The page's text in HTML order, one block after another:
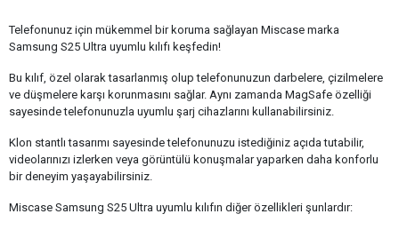
Telefonunuz için mükemmel bir koruma sağlayan Miscase marka
Samsung S25 Ultra uyumlu kılıfı keşfedin!
Bu kılıf, özel olarak tasarlanmış olup telefonunuzun darbelere, çizilmelere
ve düşmelere karşı korunmasını sağlar. Aynı zamanda MagSafe özelliği
sayesinde telefonunuzla uyumlu şarj cihazlarını kullanabilirsiniz.
Klon stantlı tasarımı sayesinde telefonunuzu istediğiniz açıda tutabilir,
videolarınızı izlerken veya görüntülü konuşmalar yaparken daha konforlu
bir deneyim yaşayabilirsiniz.
Miscase Samsung S25 Ultra uyumlu kılıfın diğer özellikleri şunlardır: